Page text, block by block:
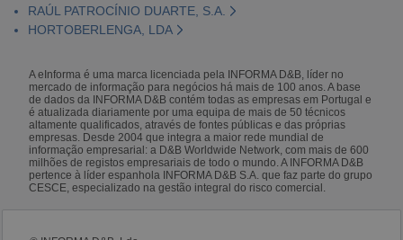
RAÚL PATROCÍNIO DUARTE, S.A.
HORTOBERLENGA, LDA
A eInforma é uma marca licenciada pela INFORMA D&B, líder no
mercado de informação para negócios há mais de 100 anos. A base
de dados da INFORMA D&B contém todas as empresas em Portugal e
é atualizada diariamente por uma equipa de mais de 50 técnicos
altamente qualificados, através de fontes públicas e das próprias
empresas. Desde 2004 que integra a maior rede mundial de
informação empresarial: a D&B Worldwide Network, com mais de 600
milhões de registos empresariais de todo o mundo. A INFORMA D&B
pertence à líder espanhola INFORMA D&B S.A. que faz parte do grupo
CESCE, especializado na gestão integral do risco comercial.